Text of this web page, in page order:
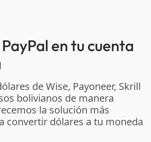
en tu cuenta
de Wise, Payoneer, Skrill
bolivianos de manera
la solución más
convertir dólares a tu moneda